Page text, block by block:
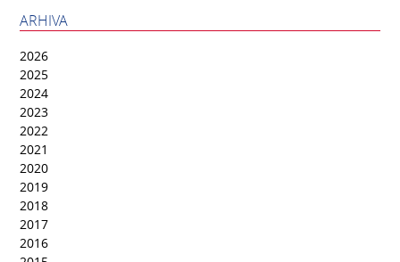
ARHIVA
2026
2025
2024
2023
2022
2021
2020
2019
2018
2017
2016